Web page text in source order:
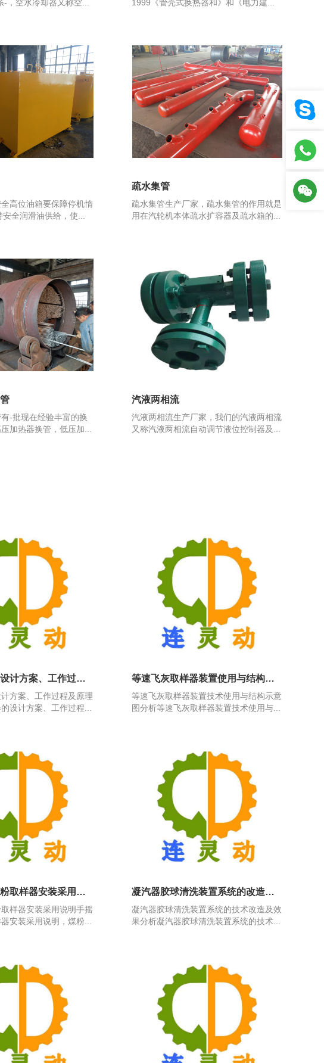
，空水冷却器又称空...
1999《管壳式换热器和》和《电力建...
高位油箱要保障停机惰
全润滑油供给，使...
疏水集管
疏水集管生产厂家，疏水集管的作用就是
用在汽轮机本体疏水扩容器及疏水箱的...
-批现在经验丰富的换
加热器换管，低压加...
汽液两相流
汽液两相流生产厂家，我们的汽液两相流
又称汽液两相流自动调节液位控制器及...
煤粉取样器的设计方案、工作过程及原理分析
方案、工作过程及原理
设计方案、工作过程...
等速飞灰取样器装置使用与结构示意图分析
等速飞灰取样器装置技术使用与结构示意
图分析等速飞灰取样器装置技术使用与...
手摇螺旋式煤粉取样器安装采用说明
样器安装采用说明手摇
安装采用说明，煤粉...
凝汽器胶球清洗装置系统的改造及效果分析
凝汽器胶球清洗装置系统的技术改造及效
果分析凝汽器胶球清洗装置系统的技术...